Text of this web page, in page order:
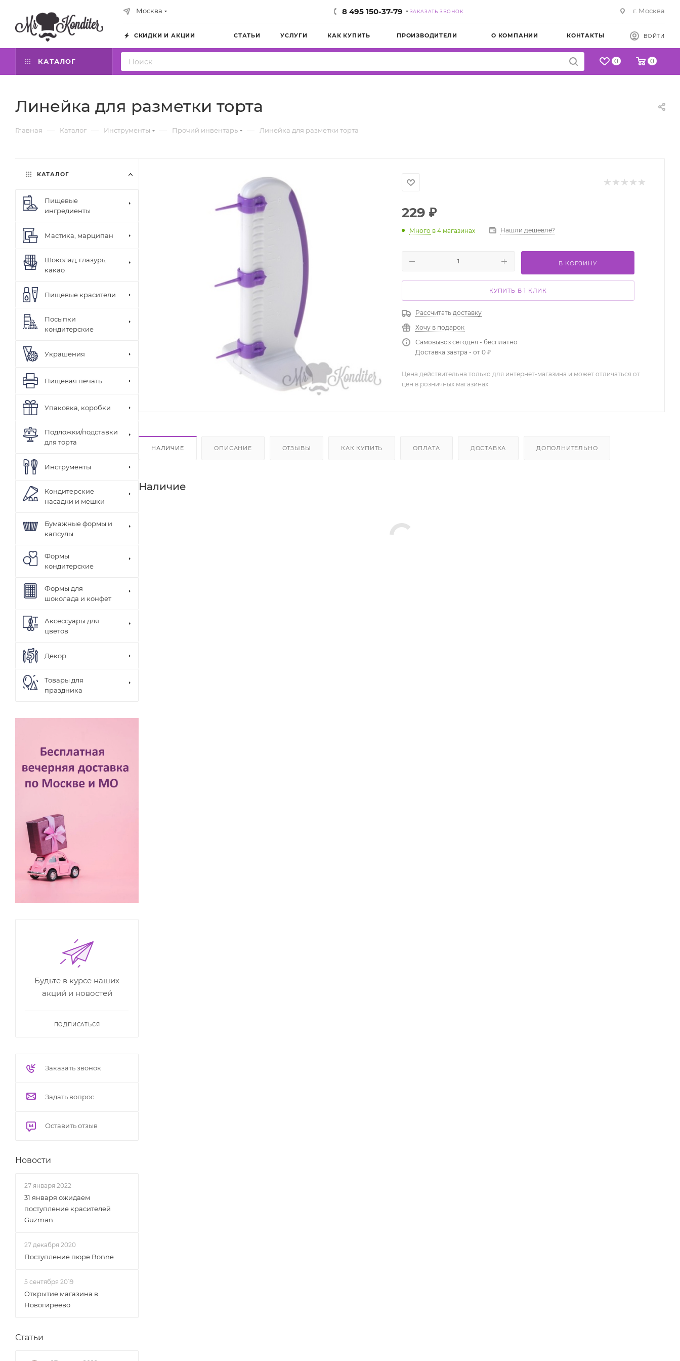
Москва 8 495 150-37-79 ЗАКАЗАТЬ ЗВОНОК г. Москва
СКИДКИ И АКЦИИ СТАТЬИ УСЛУГИ КАК КУПИТЬ ПРОИЗВОДИТЕЛИ О КОМПАНИИ КОНТАКТЫ ВОЙТИ
КАТАЛОГ 0 0
Линейка для разметки торта
Главная — Каталог — Инструменты — Прочий инвентарь — Линейка для разметки торта
229 ₽
Много в 4 магазинах Нашли дешевле?
В КОРЗИНУ
КУПИТЬ В 1 КЛИК
Рассчитать доставку
Хочу в подарок
Самовывоз сегодня - бесплатно
Доставка завтра - от 0 ₽
Цена действительна только для интернет-магазина и может отличаться от
цен в розничных магазинах
НАЛИЧИЕ ОПИСАНИЕ ОТЗЫВЫ КАК КУПИТЬ ОПЛАТА ДОСТАВКА ДОПОЛНИТЕЛЬНО
Наличие
КАТАЛОГ
Пищевые
ингредиенты
Мастика, марципан
Шоколад, глазурь,
какао
Пищевые красители
Посыпки
кондитерские
Украшения
Пищевая печать
Упаковка, коробки
Подложки/подставки
для торта
Инструменты
Кондитерские
насадки и мешки
Бумажные формы и
капсулы
Формы
кондитерские
Формы для
шоколада и конфет
Аксессуары для
цветов
Декор
Товары для
праздника
Будьте в курсе наших
акций и новостей
ПОДПИСАТЬСЯ
Заказать звонок
Задать вопрос
Оставить отзыв
Новости
27 января 2022
31 января ожидаем
поступление красителей
Guzman
27 декабря 2020
Поступление пюре Bonne
5 сентября 2019
Открытие магазина в
Новогиреево
Статьи